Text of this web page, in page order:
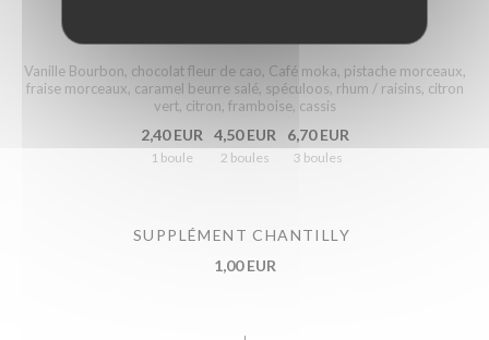
Vanille Bourbon, chocolat fleur de cao, Café moka, pistache morceaux,
fraise morceaux, caramel beurre salé, spéculoos, rhum / raisins, citron
vert, citron, framboise, cassis
2,40 EUR
1 boule
4,50 EUR
2 boules
6,70 EUR
3 boules
SUPPLÉMENT CHANTILLY
1,00 EUR